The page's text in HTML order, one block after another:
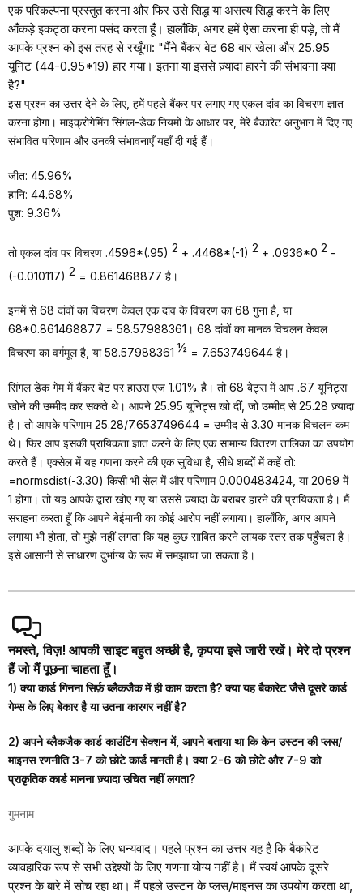
एक परिकल्पना प्रस्तुत करना और फिर उसे सिद्ध या असत्य सिद्ध करने के लिए
आँकड़े इकट्ठा करना पसंद करता हूँ। हालाँकि, अगर हमें ऐसा करना ही पड़े, तो मैं
आपके प्रश्न को इस तरह से रखूँगा: "मैंने बैंकर बेट 68 बार खेला और 25.95
यूनिट (44-0.95*19) हार गया। इतना या इससे ज़्यादा हारने की संभावना क्या
है?"
इस प्रश्न का उत्तर देने के लिए, हमें पहले बैंकर पर लगाए गए एकल दांव का विचरण ज्ञात
करना होगा। माइक्रोगेमिंग सिंगल-डेक नियमों के आधार पर, मेरे बैकारेट अनुभाग में दिए गए
संभावित परिणाम और उनकी संभावनाएँ यहाँ दी गई हैं।
जीत: 45.96%
हानि: 44.68%
पुश: 9.36%
तो एकल दांव पर विचरण .4596*(.95) 2 + .4468*(-1) 2 + .0936*0 2 -
(-0.010117) 2 = 0.861468877 है।
इनमें से 68 दांवों का विचरण केवल एक दांव के विचरण का 68 गुना है, या
68*0.861468877 = 58.57988361। 68 दांवों का मानक विचलन केवल
विचरण का वर्गमूल है, या 58.57988361 ½ = 7.653749644 है।
सिंगल डेक गेम में बैंकर बेट पर हाउस एज 1.01% है। तो 68 बेट्स में आप .67 यूनिट्स
खोने की उम्मीद कर सकते थे। आपने 25.95 यूनिट्स खो दीं, जो उम्मीद से 25.28 ज़्यादा
है। तो आपके परिणाम 25.28/7.653749644 = उम्मीद से 3.30 मानक विचलन कम
थे। फिर आप इसकी प्रायिकता ज्ञात करने के लिए एक सामान्य वितरण तालिका का उपयोग
करते हैं। एक्सेल में यह गणना करने की एक सुविधा है, सीधे शब्दों में कहें तो:
=normsdist(-3.30) किसी भी सेल में और परिणाम 0.000483424, या 2069 में
1 होगा। तो यह आपके द्वारा खोए गए या उससे ज़्यादा के बराबर हारने की प्रायिकता है। मैं
सराहना करता हूँ कि आपने बेईमानी का कोई आरोप नहीं लगाया। हालाँकि, अगर आपने
लगाया भी होता, तो मुझे नहीं लगता कि यह कुछ साबित करने लायक स्तर तक पहुँचता है।
इसे आसानी से साधारण दुर्भाग्य के रूप में समझाया जा सकता है।
नमस्ते, विज़! आपकी साइट बहुत अच्छी है, कृपया इसे जारी रखें। मेरे दो प्रश्न
हैं जो मैं पूछना चाहता हूँ।
1) क्या कार्ड गिनना सिर्फ़ ब्लैकजैक में ही काम करता है? क्या यह बैकारेट जैसे दूसरे कार्ड
गेम्स के लिए बेकार है या उतना कारगर नहीं है?
2) अपने ब्लैकजैक कार्ड काउंटिंग सेक्शन में, आपने बताया था कि केन उस्टन की प्लस/
माइनस रणनीति 3-7 को छोटे कार्ड मानती है। क्या 2-6 को छोटे और 7-9 को
प्राकृतिक कार्ड मानना ज़्यादा उचित नहीं लगता?
गुमनाम
आपके दयालु शब्दों के लिए धन्यवाद। पहले प्रश्न का उत्तर यह है कि बैकारेट
व्यावहारिक रूप से सभी उद्देश्यों के लिए गणना योग्य नहीं है। मैं स्वयं आपके दूसरे
प्रश्न के बारे में सोच रहा था। मैं पहले उस्टन के प्लस/माइनस का उपयोग करता था,